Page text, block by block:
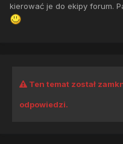
kierować je do ekipy forum.
Ten temat został
odpowiedzi.